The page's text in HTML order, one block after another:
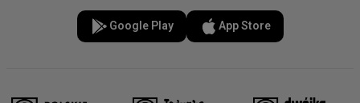
Google Play App Store